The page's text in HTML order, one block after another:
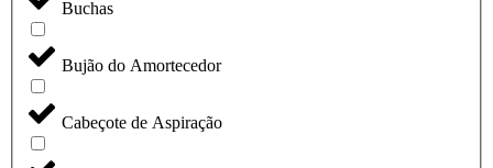
Buchas
Bujão do Amortecedor
Cabeçote de Aspiração